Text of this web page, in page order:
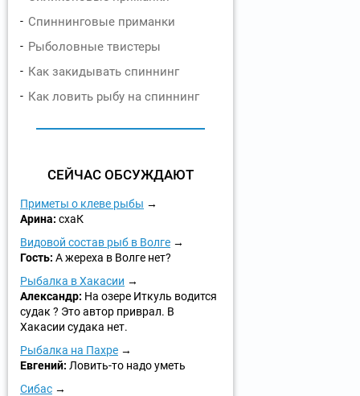
Спиннинговые приманки
Рыболовные твистеры
Как закидывать спиннинг
Как ловить рыбу на спиннинг
СЕЙЧАС ОБСУЖДАЮТ
Приметы о клеве рыбы
Арина: схаК
Видовой состав рыб в Волге
Гость: А жереха в Волге нет?
Рыбалка в Хакасии
Александр: На озере Иткуль водится
судак ? Это автор приврал. В
Хакасии судака нет.
Рыбалка на Пахре
Евгений: Ловить-то надо уметь
Сибас